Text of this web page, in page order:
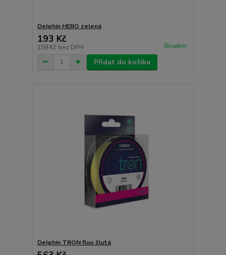
Delphin HERO zelená
193 Kč
159 Kč bez DPH Skladem
Přidat do košíku
Delphin TRON fluo žlutá